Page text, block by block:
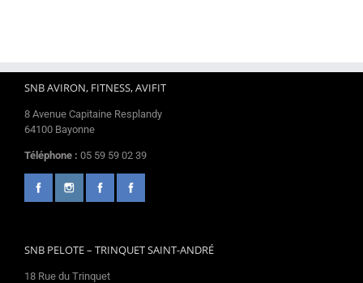
SNB AVIRON, FITNESS, AVIFIT
8 Avenue Capitaine Resplandy
64100 Bayonne
Téléphone : 05 59 59 02 39
SNB PELOTE – TRINQUET SAINT-ANDRÉ
18 Rue du Trinquet